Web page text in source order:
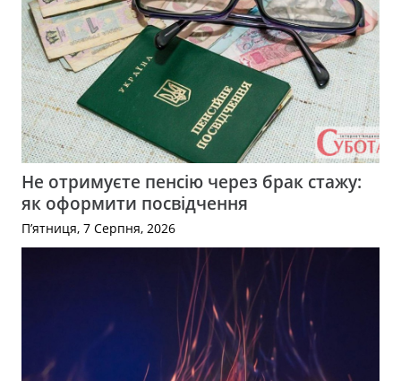
Не отримуєте пенсію через брак стажу:
як оформити посвідчення
П’ятниця, 7 Серпня, 2026